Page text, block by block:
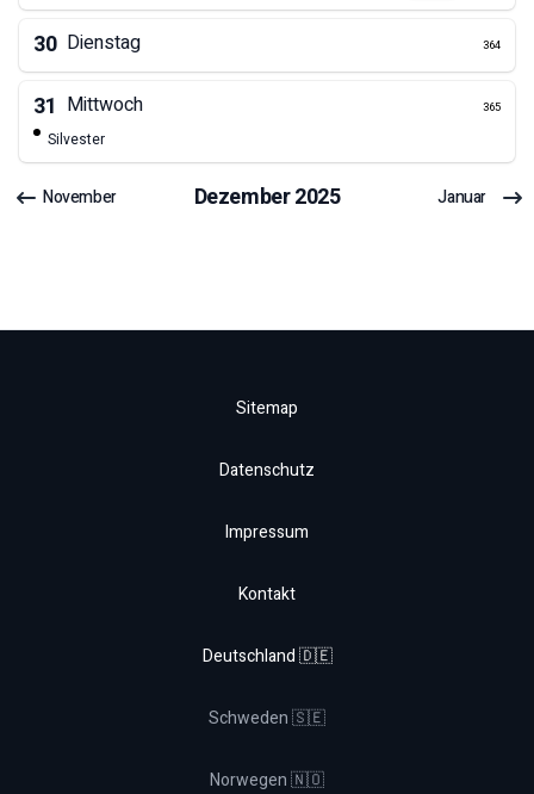
30 Dienstag 364
31 Mittwoch 365
Silvester
November Dezember2025 Januar
Sitemap
Datenschutz
Impressum
Kontakt
Deutschland 🇩🇪
Schweden 🇸🇪
Norwegen 🇳🇴